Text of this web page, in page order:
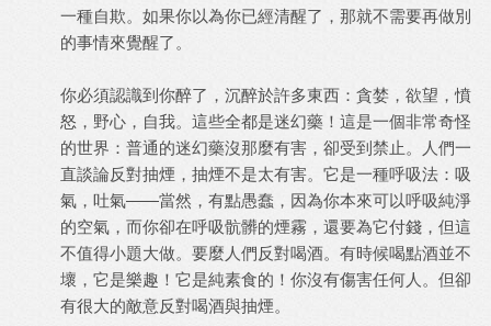
一種自欺。如果你以為你已經清醒了，那就不需要再做別
的事情來覺醒了。
你必須認識到你醉了，沉醉於許多東西：貪婪，欲望，憤
怒，野心，自我。這些全都是迷幻藥！這是一個非常奇怪
的世界：普通的迷幻藥沒那麼有害，卻受到禁止。人們一
直談論反對抽煙，抽煙不是太有害。它是一種呼吸法：吸
氣，吐氣——當然，有點愚蠢，因為你本來可以呼吸純淨
的空氣，而你卻在呼吸骯髒的煙霧，還要為它付錢，但這
不值得小題大做。要麼人們反對喝酒。有時候喝點酒並不
壞，它是樂趣！它是純素食的！你沒有傷害任何人。但卻
有很大的敵意反對喝酒與抽煙。